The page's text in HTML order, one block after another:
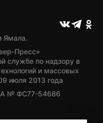
Ямала.
Пресс»
службе по надзору в
и массовых
июля 2013 года
№ ФС77-54686